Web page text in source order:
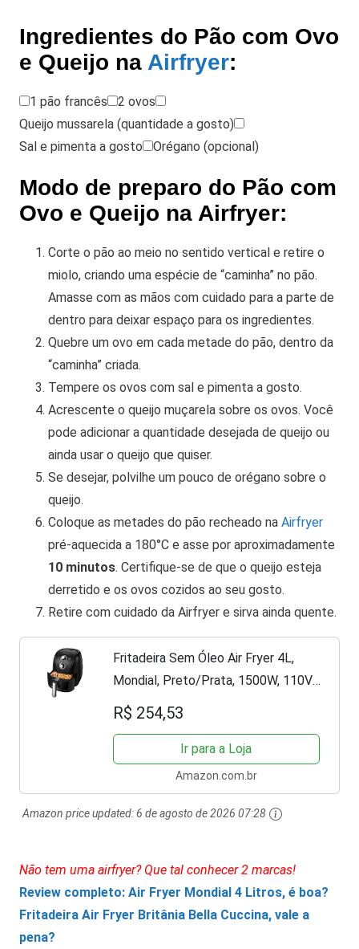
Ingredientes do Pão com Ovo
e Queijo na Airfryer:
1 pão francês
2 ovos
Queijo mussarela (quantidade a gosto)
Sal e pimenta a gosto
Orégano (opcional)
Modo de preparo do Pão com
Ovo e Queijo na Airfryer:
Corte o pão ao meio no sentido vertical e retire o
miolo, criando uma espécie de “caminha” no pão.
Amasse com as mãos com cuidado para a parte de
dentro para deixar espaço para os ingredientes.
Quebre um ovo em cada metade do pão, dentro da
“caminha” criada.
Tempere os ovos com sal e pimenta a gosto.
Acrescente o queijo muçarela sobre os ovos. Você
pode adicionar a quantidade desejada de queijo ou
ainda usar o queijo que quiser.
Se desejar, polvilhe um pouco de orégano sobre o
queijo.
Coloque as metades do pão recheado na Airfryer
pré-aquecida a 180°C e asse por aproximadamente
10 minutos. Certifique-se de que o queijo esteja
derretido e os ovos cozidos ao seu gosto.
Retire com cuidado da Airfryer e sirva ainda quente.
Fritadeira Sem Óleo Air Fryer 4L,
Mondial, Preto/Prata, 1500W, 110V -
AFN-40-BFS
R$ 254,53
Ir para a Loja
Amazon.com.br
Amazon price updated:6 de agosto de 2026 07:28
Não tem uma airfryer? Que tal conhecer 2 marcas!
Review completo: Air Fryer Mondial 4 Litros, é boa?
Fritadeira Air Fryer Britânia Bella Cuccina, vale a
pena?